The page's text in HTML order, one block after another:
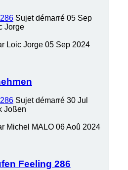
Sujet démarré 05 Sep
Jorge
Loic Jorge 05 Sep 2024
Sujet démarré 30 Jul
Joßen
Michel MALO 06 Aoû 2024
Feeling 286